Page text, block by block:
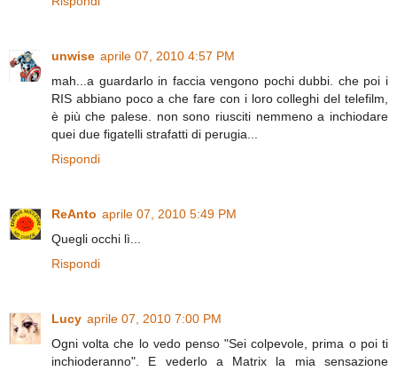
unwise aprile 07, 2010 4:57 PM
mah...a guardarlo in faccia vengono pochi dubbi. che poi i
RIS abbiano poco a che fare con i loro colleghi del telefilm,
è più che palese. non sono riusciti nemmeno a inchiodare
quei due figatelli strafatti di perugia...
Rispondi
ReAnto aprile 07, 2010 5:49 PM
Quegli occhi lì...
Rispondi
Lucy aprile 07, 2010 7:00 PM
Ogni volta che lo vedo penso "Sei colpevole, prima o poi ti
inchioderanno". E vederlo a Matrix la mia sensazione